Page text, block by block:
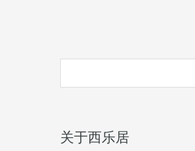
关于西乐居